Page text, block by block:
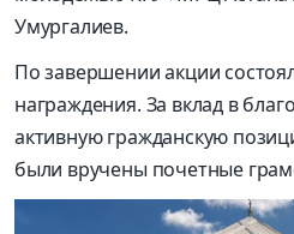
Умургалиев.
По завершении акции
награждения. За вклад в
активную гражданскую
были вручены почетные